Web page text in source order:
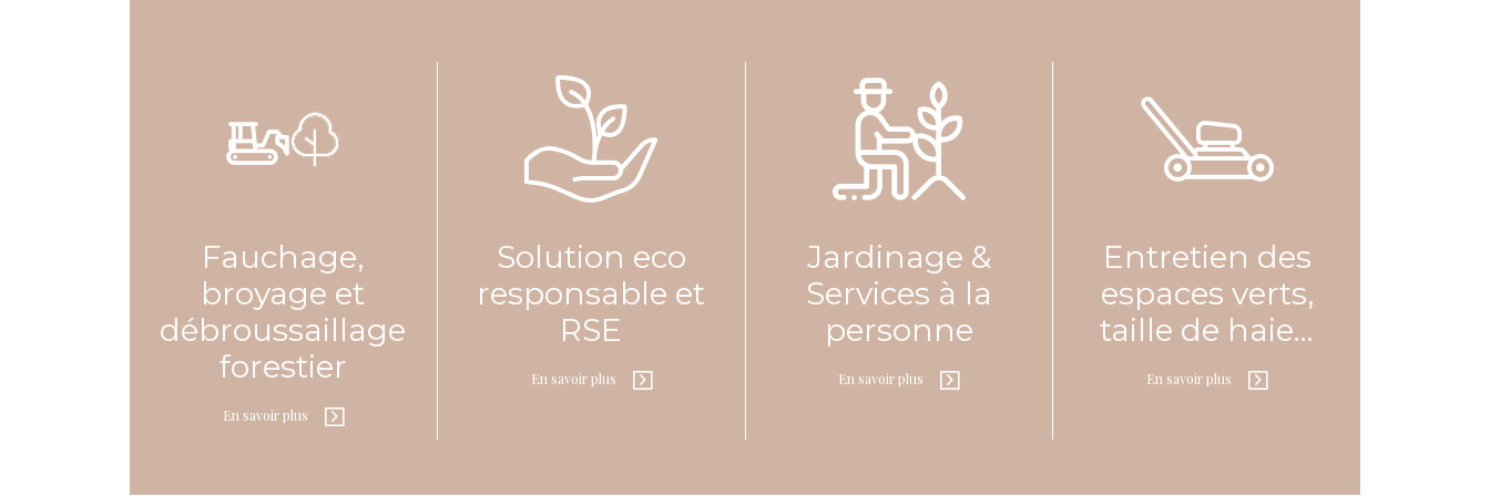
CONTACT@ATOUT-VERT.FR
Pyrénées-atlantiques
Alter EV – Artix
ESPACESVERTS.FR
En savoir plus
Fauchage,
broyage et
débroussaillage
forestier
En savoir plus
Solution eco
responsable et
RSE
En savoir plus
Jardinage &
Services à la
personne
En savoir plus
Entretien des
espaces verts,
taille de haie…
En savoir plus